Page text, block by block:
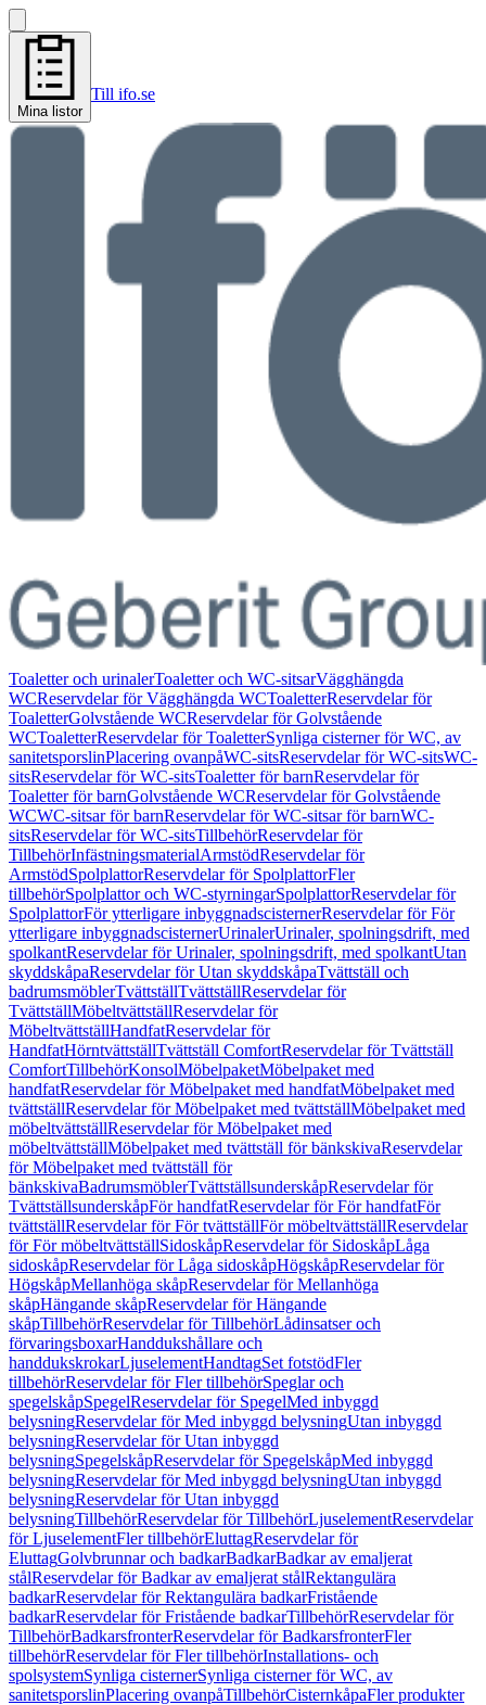
Mina listor
Till ifo.se
Toaletter och urinalerToaletter och WC-sitsarVägghängda
WCReservdelar för Vägghängda WCToaletterReservdelar för
ToaletterGolvstående WCReservdelar för Golvstående
WCToaletterReservdelar för ToaletterSynliga cisterner för WC, av
sanitetsporslinPlacering ovanpåWC-sitsReservdelar för WC-sitsWC-
sitsReservdelar för WC-sitsToaletter för barnReservdelar för
Toaletter för barnGolvstående WCReservdelar för Golvstående
WCWC-sitsar för barnReservdelar för WC-sitsar för barnWC-
sitsReservdelar för WC-sitsTillbehörReservdelar för
TillbehörInfästningsmaterialArmstödReservdelar för
ArmstödSpolplattorReservdelar för SpolplattorFler
tillbehörSpolplattor och WC-styrningarSpolplattorReservdelar för
SpolplattorFör ytterligare inbyggnadscisternerReservdelar för För
ytterligare inbyggnadscisternerUrinalerUrinaler, spolningsdrift, med
spolkantReservdelar för Urinaler, spolningsdrift, med spolkantUtan
skyddskåpaReservdelar för Utan skyddskåpaTvättställ och
badrumsmöblerTvättställTvättställReservdelar för
TvättställMöbeltvättställReservdelar för
MöbeltvättställHandfatReservdelar för
HandfatHörntvättställTvättställ ComfortReservdelar för Tvättställ
ComfortTillbehörKonsolMöbelpaketMöbelpaket med
handfatReservdelar för Möbelpaket med handfatMöbelpaket med
tvättställReservdelar för Möbelpaket med tvättställMöbelpaket med
möbeltvättställReservdelar för Möbelpaket med
möbeltvättställMöbelpaket med tvättställ för bänkskivaReservdelar
för Möbelpaket med tvättställ för
bänkskivaBadrumsmöblerTvättställsunderskåpReservdelar för
TvättställsunderskåpFör handfatReservdelar för För handfatFör
tvättställReservdelar för För tvättställFör möbeltvättställReservdelar
för För möbeltvättställSidoskåpReservdelar för SidoskåpLåga
sidoskåpReservdelar för Låga sidoskåpHögskåpReservdelar för
HögskåpMellanhöga skåpReservdelar för Mellanhöga
skåpHängande skåpReservdelar för Hängande
skåpTillbehörReservdelar för TillbehörLådinsatser och
förvaringsboxarHanddukshållare och
handdukskrokarLjuselementHandtagSet fotstödFler
tillbehörReservdelar för Fler tillbehörSpeglar och
spegelskåpSpegelReservdelar för SpegelMed inbyggd
belysningReservdelar för Med inbyggd belysningUtan inbyggd
belysningReservdelar för Utan inbyggd
belysningSpegelskåpReservdelar för SpegelskåpMed inbyggd
belysningReservdelar för Med inbyggd belysningUtan inbyggd
belysningReservdelar för Utan inbyggd
belysningTillbehörReservdelar för TillbehörLjuselementReservdelar
för LjuselementFler tillbehörEluttagReservdelar för
EluttagGolvbrunnar och badkarBadkarBadkar av emaljerat
stålReservdelar för Badkar av emaljerat stålRektangulära
badkarReservdelar för Rektangulära badkarFristående
badkarReservdelar för Fristående badkarTillbehörReservdelar för
TillbehörBadkarsfronterReservdelar för BadkarsfronterFler
tillbehörReservdelar för Fler tillbehörInstallations- och
spolsystemSynliga cisternerSynliga cisterner för WC, av
sanitetsporslinPlacering ovanpåTillbehörCisternkåpaFler produkter